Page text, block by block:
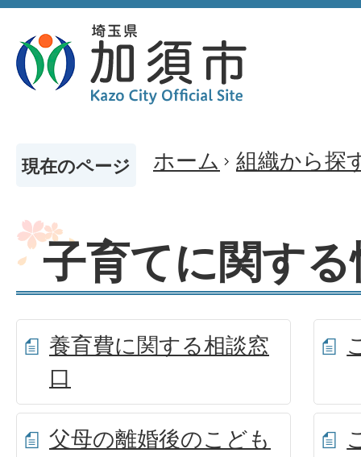
現在のページ ホーム 組織から探
子育てに関す
養育費に関する相談窓
口
父母の離婚後のこども